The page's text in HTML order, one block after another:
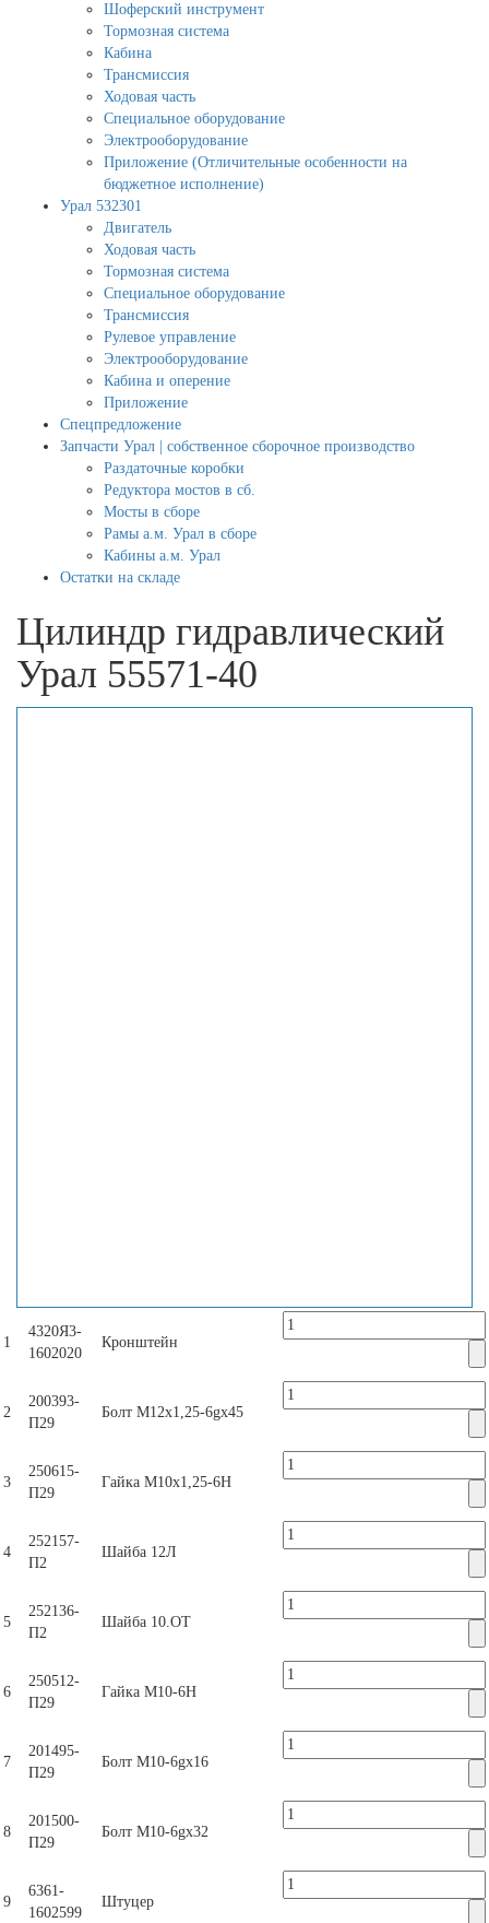
Шоферский инструмент
Тормозная система
Кабина
Трансмиссия
Ходовая часть
Специальное оборудование
Электрооборудование
Приложение (Отличительные особенности на
бюджетное исполнение)
Урал 532301
Двигатель
Ходовая часть
Тормозная система
Специальное оборудование
Трансмиссия
Рулевое управление
Электрооборудование
Кабина и оперение
Приложение
Спецпредложение
Запчасти Урал | собственное сборочное производство
Раздаточные коробки
Редуктора мостов в сб.
Мосты в сборе
Рамы а.м. Урал в сборе
Кабины а.м. Урал
Остатки на складе
Цилиндр гидравлический
Урал 55571-40
1
4320Я3-
1602020
Кронштейн
2
200393-
П29
Болт М12х1,25-6gх45
3
250615-
П29
Гайка М10х1,25-6Н
4
252157-
П2
Шайба 12Л
5
252136-
П2
Шайба 10.ОТ
6
250512-
П29
Гайка М10-6Н
7
201495-
П29
Болт М10-6gх16
8
201500-
П29
Болт М10-6gx32
9
6361-
1602599
Штуцер